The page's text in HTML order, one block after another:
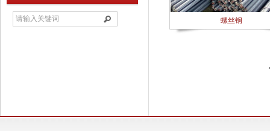
螺丝钢